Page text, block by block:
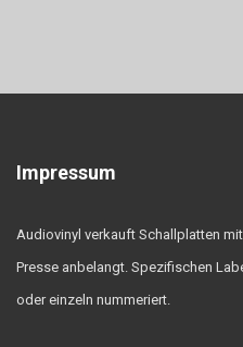
Impressum
Audiovinyl verkauft Schallplatten
Presse anbelangt. Spezifischen
oder einzeln nummeriert.